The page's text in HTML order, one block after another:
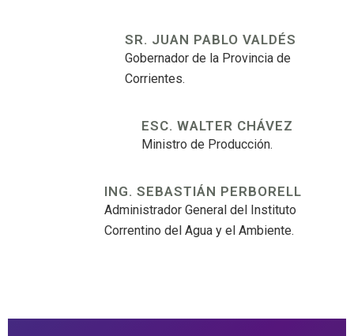
SR. JUAN PABLO VALDÉS
Gobernador de la Provincia de
Corrientes.
ESC. WALTER CHÁVEZ
Ministro de Producción.
ING. SEBASTIÁN PERBORELL
Administrador General del Instituto
Correntino del Agua y el Ambiente.